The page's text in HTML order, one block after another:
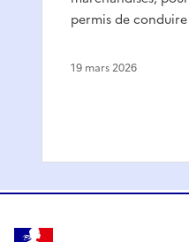
permis de
19 mars 2026